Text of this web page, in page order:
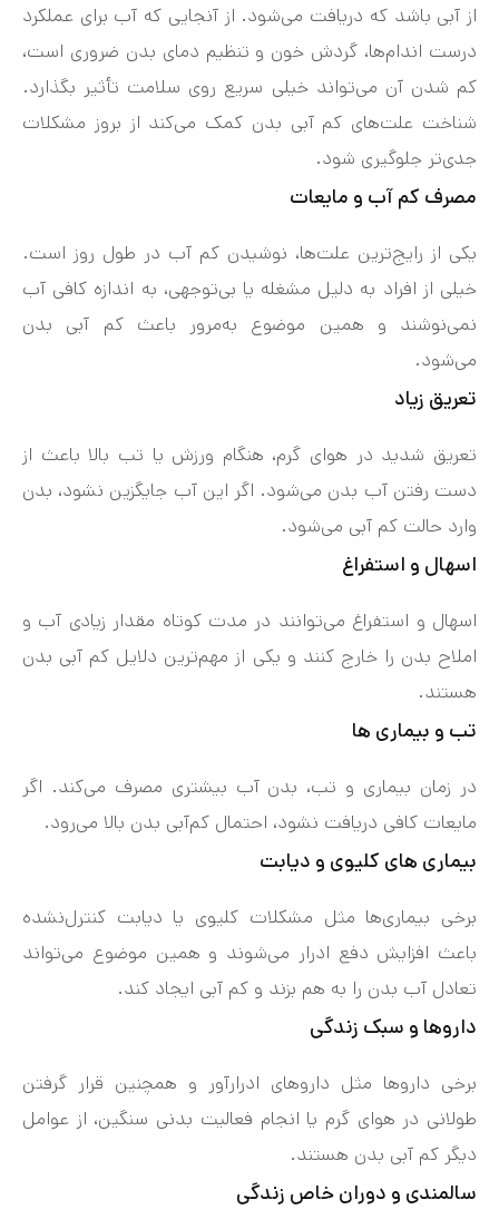
از آبی باشد که دریافت می‌شود. از آنجایی که آب برای عملکرد
درست اندام‌ها، گردش خون و تنظیم دمای بدن ضروری است،
کم شدن آن می‌تواند خیلی سریع روی سلامت تأثیر بگذارد.
شناخت علت‌های کم‌ آبی بدن کمک می‌کند از بروز مشکلات
جدی‌تر جلوگیری شود.
مصرف کم آب و مایعات
یکی از رایج‌ترین علت‌ها، نوشیدن کم آب در طول روز است.
خیلی از افراد به دلیل مشغله یا بی‌توجهی، به اندازه کافی آب
نمی‌نوشند و همین موضوع به‌مرور باعث کم‌ آبی بدن
می‌شود.
تعریق زیاد
تعریق شدید در هوای گرم، هنگام ورزش یا تب بالا باعث از
دست رفتن آب بدن می‌شود. اگر این آب جایگزین نشود، بدن
وارد حالت کم‌ آبی می‌شود.
اسهال و استفراغ
اسهال و استفراغ می‌توانند در مدت کوتاه مقدار زیادی آب و
املاح بدن را خارج کنند و یکی از مهم‌ترین دلایل کم‌ آبی بدن
هستند.
تب و بیماری‌ ها
در زمان بیماری و تب، بدن آب بیشتری مصرف می‌کند. اگر
مایعات کافی دریافت نشود، احتمال کم‌آبی بدن بالا می‌رود.
بیماری‌ های کلیوی و دیابت
برخی بیماری‌ها مثل مشکلات کلیوی یا دیابت کنترل‌نشده
باعث افزایش دفع ادرار می‌شوند و همین موضوع می‌تواند
تعادل آب بدن را به هم بزند و کم‌ آبی ایجاد کند.
داروها و سبک زندگی
برخی داروها مثل داروهای ادرارآور و همچنین قرار گرفتن
طولانی در هوای گرم یا انجام فعالیت بدنی سنگین، از عوامل
دیگر کم‌ آبی بدن هستند.
سالمندی و دوران خاص زندگی